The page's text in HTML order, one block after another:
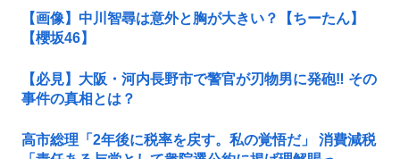
【画像】中川智尋は意外と胸が大きい？【ちーたん】
【櫻坂46】
【必見】大阪・河内長野市で警官が刃物男に発砲‼ その
事件の真相とは？
高市総理「2年後に税率を戻す。私の覚悟だ」 消費減税